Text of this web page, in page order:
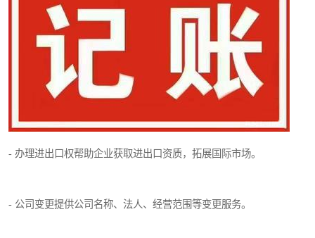
- 办理进出口权帮助企业获取进出口资质，拓展国际市场。
- 公司变更提供公司名称、法人、经营范围等变更服务。